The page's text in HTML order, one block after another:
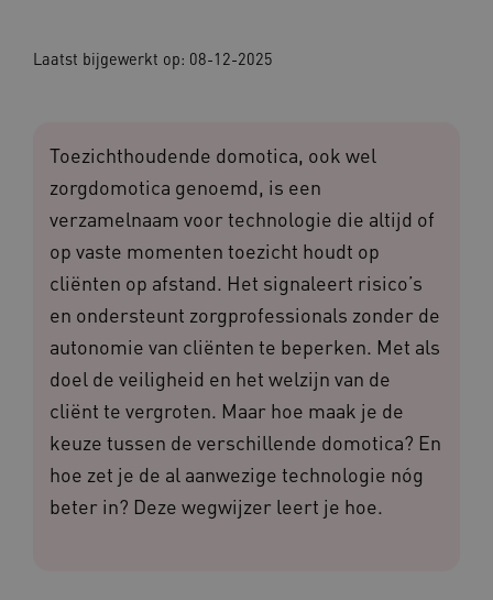
Laatst bijgewerkt op: 08-12-2025
Toezichthoudende domotica, ook wel
zorgdomotica genoemd, is een
verzamelnaam voor technologie die altijd of
op vaste momenten toezicht houdt op
cliënten op afstand. Het signaleert risico’s
en ondersteunt zorgprofessionals zonder de
autonomie van cliënten te beperken. Met als
doel de veiligheid en het welzijn van de
cliënt te vergroten. Maar hoe maak je de
keuze tussen de verschillende domotica? En
hoe zet je de al aanwezige technologie nóg
beter in? Deze wegwijzer leert je hoe.